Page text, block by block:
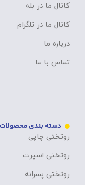
کانال ما در بله
کانال ما در تلگرام
درباره ما
تماس با ما
دسته بندی محصولات
روتختی چاپی
روتختی اسپرت
روتختی پسرانه